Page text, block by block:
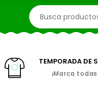
TEMPORADA DE
¡Marca